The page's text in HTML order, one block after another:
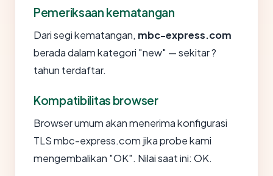
Pemeriksaan kematangan
Dari segi kematangan, mbc-express.com
berada dalam kategori "new" — sekitar ?
tahun terdaftar.
Kompatibilitas browser
Browser umum akan menerima konfigurasi
TLS mbc-express.com jika probe kami
mengembalikan "OK". Nilai saat ini: OK.